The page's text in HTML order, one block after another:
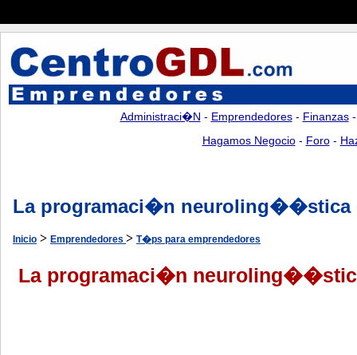
Administraci�n - Emprendedores- Finanzas
Hagamos Negocio- Foro-
La programaci�n neuroling��stica
Inicio > Emprendedores > T�ps para emprendedores
La programaci�n